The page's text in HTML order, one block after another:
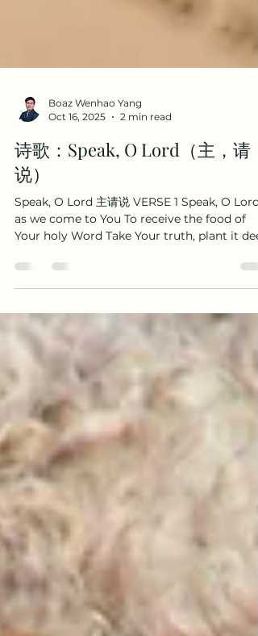
诗歌：Speak, O Lord（主，请
说）
Speak, O Lord 主请说 VERSE 1 Speak, O Lord,
as we come to You To receive the food of
in us Shape and fashion us in Your likeness
That the light of Christ might be seen today
In our acts of love and our deeds of faith
Speak, O Lord, and fulfill in us All Your
purposes for Your glory 主请说，我们归向祢，
领受祢圣言，每日生命粮。 祢真理，深植我们心，
求塑造我们，成为祢样式。 使我们爱心、信心的生
活， 显基督之光，今日被看见。 祢训言，成就于
们， 惟按祢心意，只为祢荣耀。 VERSE 2 Teach
us, Lord, full obedience Holy reverence, t